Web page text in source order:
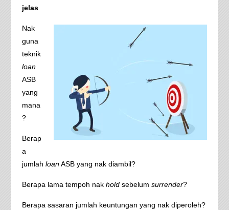
jelas
Nak
guna
teknik
loan
ASB
yang
mana
?
Berap
a
jumlah loanASB yang nak diambil?
Berapa lama tempoh nak holdsebelum surrender?
Berapa sasaran jumlah keuntungan yang nak diperoleh?